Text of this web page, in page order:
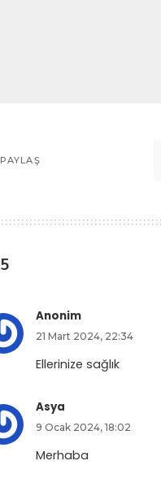
PAYLAŞ
5
Anonim
21 Mart 2024, 22:34
Ellerinize sağlık
Asya
9 Ocak 2024, 18:02
Merhaba